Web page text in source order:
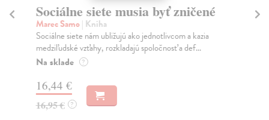
Sociálne siete musia byť zničené
Marec Samo| Kniha
Sociálne siete nám ubližujú ako jednotlivcom a kazia
medziľudské vzťahy, rozkladajú spoločnosť a def...
Na sklade ?
16,44 €
16,95 € ?